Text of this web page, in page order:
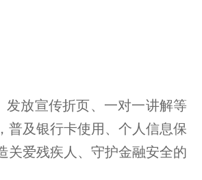
放宣传折页、一对一讲解等
普及银行卡使用、个人信息保
关爱残疾人、守护金融安全的